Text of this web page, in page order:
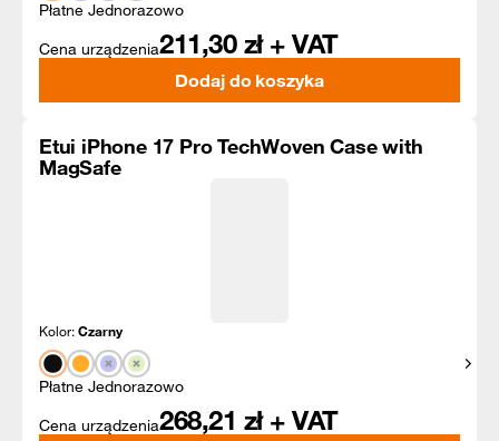
Płatne Jednorazowo
Cena urządzenia211,30 zł + VAT
Dodaj do koszyka
Etui iPhone 17 Pro TechWoven Case with
MagSafe
Kolor:Czarny
Płatne Jednorazowo
Cena urządzenia268,21 zł + VAT